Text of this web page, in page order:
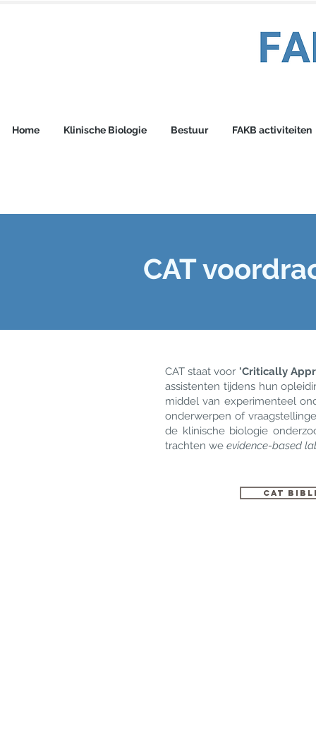
Home Klinische Biologie Bestuur FAKB activiteiten
CAT
CAT staat voor 'Critically
assistenten tijdens hun
middel van experimenteel
onderwerpen of
de klinische biologie
trachten we evidence-based
CAT